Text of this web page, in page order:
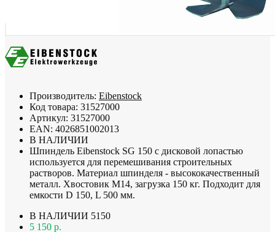
Производитель: Eibenstock
Код товара: 31527000
Артикул: 31527000
EAN: 4026851002013
В НАЛИЧИИ
Шпиндель Eibenstock SG 150 с дисковой лопастью
используется для перемешивания строительных
растворов. Материал шпинделя - высококачественный
металл. Хвостовик М14, загрузка 150 кг. Подходит для
емкости D 150, L 500 мм.
В НАЛИЧИИ 5150
5 150 р.